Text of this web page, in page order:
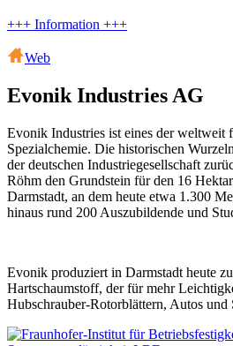
+++ Information +++
Web
Evonik Industries AG
Evonik Industries ist eines der weltweit
Spezialchemie. Die historischen
der deutschen Industriegesellschaft
Röhm den Grundstein für den 16
Darmstadt, an dem heute etwa 1.300
hinaus rund 200 Auszubildende und
Evonik produziert in Darmstadt heute
Hartschaumstoff, der für mehr
Hubschrauber-Rotorblättern, Autos und